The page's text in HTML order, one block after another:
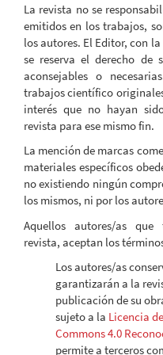
La revista no se
emitidos en los trabajos,
los autores. El Editor, con
se reserva el derecho de
aconsejables o
trabajos científico
interés que no hayan
revista para ese mismo fin.
La mención de marcas
materiales específicos
no existiendo ningún
los mismos, ni por los
Aquellos autores/as
revista, aceptan los
Los autores/as
garantizarán a la
publicación de su
sujeto a la Licencia
Commons 4.0
permite a terceros